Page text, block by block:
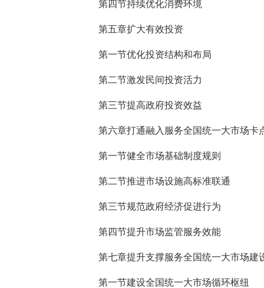
第四节持续优化消费环境
第五章扩大有效投资
第一节优化投资结构和布局
第二节激发民间投资活力
第三节提高政府投资效益
第六章打通融入服务全国统一大市场卡
第一节健全市场基础制度规则
第二节推进市场设施高标准联通
第三节规范政府经济促进行为
第四节提升市场监管服务效能
第七章提升支撑服务全国统一大市场建
第一节建设全国统一大市场循环枢纽